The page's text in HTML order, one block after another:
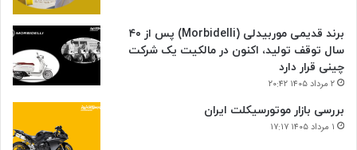
برند قدیمی موربیدلی (Morbidelli) پس از ۴۰
سال توقف تولید، اکنون در مالکیت یک شرکت
چینی قرار دارد
۲ مرداد ۱۴۰۵ ۲۰:۴۲
بررسی بازار موتورسیکلت ایران
۱ مرداد ۱۴۰۵ ۱۷:۱۷